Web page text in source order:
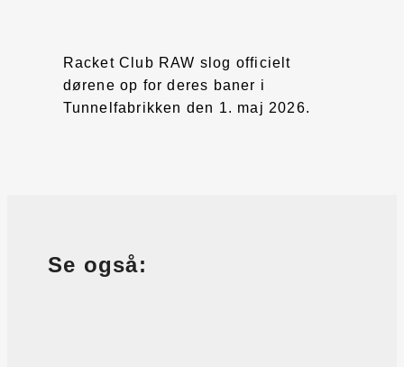
Racket Club RAW slog officielt
dørene op for deres baner i
Tunnelfabrikken den 1. maj 2026.
Se også: